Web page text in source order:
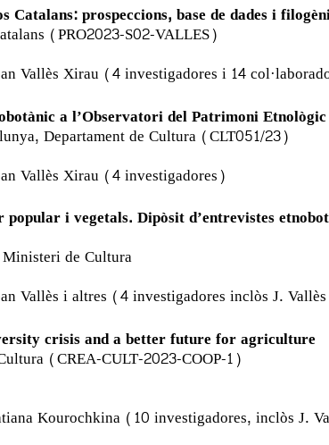
Catalans: prospeccions, base de dades i
(PRO2023-S02-VALLES)
Vallès Xirau (4 investigadores i 14
a l’Observatori del Patrimoni
Departament de Cultura (CLT051/23)
Vallès Xirau (4 investigadores)
i vegetals. Dipòsit d’entrevistes
de Cultura
Vallès i altres (4 investigadores inclòs J.
crisis and a better future for agriculture
(CREA-CULT-2023-COOP-1)
Kourochkina (10 investigadores, inclòs J.